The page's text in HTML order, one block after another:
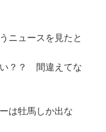
ニュースを見たと
？？ 間違えてな
は牡馬しか出な